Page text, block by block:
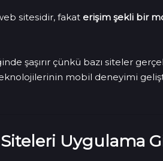
sitesidir, fakat erişim şekli bir
şaşırır çünkü bazı siteler
mobil deneyimi
Uygulama